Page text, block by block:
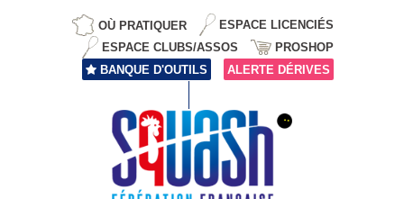
OÙ PRATIQUER
ESPACE LICENCIÉS
ESPACE CLUBS/ASSOS
PROSHOP
BANQUE D'OUTILS
ALERTE DÉRIVES